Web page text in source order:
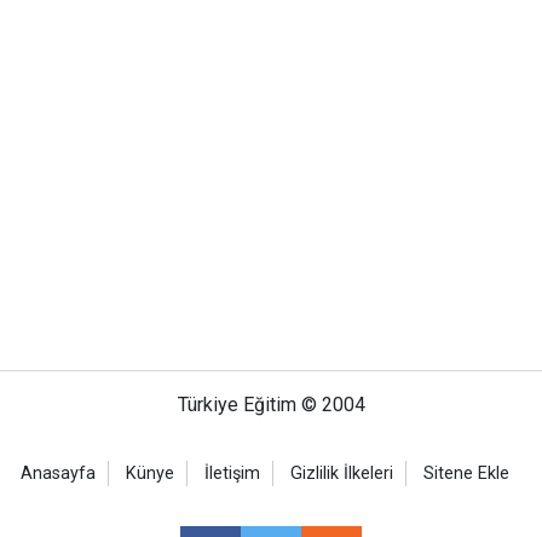
Türkiye Eğitim © 2004
Anasayfa Künye İletişim Gizlilik İlkeleri Sitene Ekle